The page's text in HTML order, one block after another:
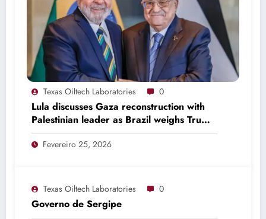
Texas Oiltech Laboratories 0
Lula discusses Gaza reconstruction with
Palestinian leader as Brazil weighs Trump
invitation
Fevereiro 25, 2026
Texas Oiltech Laboratories 0
Governo de Sergipe